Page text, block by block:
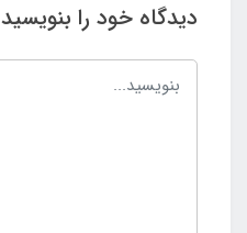
دیدگاه خود را بنویسید